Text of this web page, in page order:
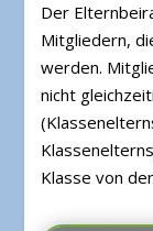
Der
Mitgliedern,
werden.
nicht
Klasse von